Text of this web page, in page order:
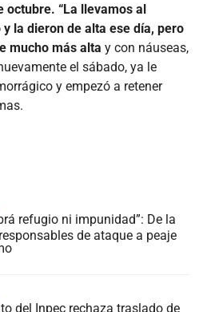
octubre. “La llevamos al
la dieron de alta ese día, pero
mucho más alta y con náuseas,
el sábado, ya le
y empezó a retener
refugio ni impunidad”: De la
de ataque a peaje
del Inpec rechaza traslado de